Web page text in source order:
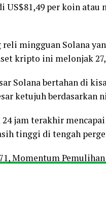
US$81,49 per koin atau
mingguan Solana
kripto ini melonjak
Solana bertahan di
ketujuh berdasarkan
jam terakhir
tinggi di tengah
Momentum